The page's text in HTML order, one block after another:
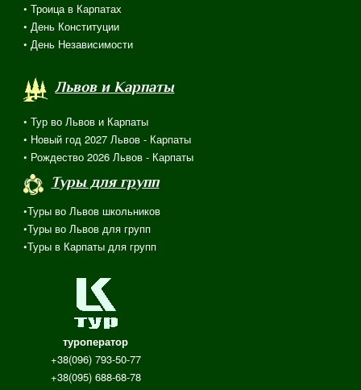
• Троица в Карпатах
• День Конституции
• День Независимости
Львов и Карпаты
• Тур во Львов и Карпаты
• Новый год 2027 Львов - Карпаты
• Рождество 2026 Львов - Карпаты
Туры для групп
•Туры во Львов школьников
•Туры во Львов для групп
•Туры в Карпаты для групп
туроператор
+38(096) 793-50-77
+38(095) 688-68-78